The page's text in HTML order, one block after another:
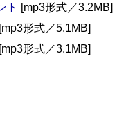
ト [mp3形式／3.2MB]
[mp3形式／5.1MB]
[mp3形式／3.1MB]